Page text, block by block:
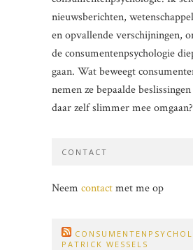
nieuwsberichten,
en opvallende verschijningen,
de consumentenpsychologie
gaan. Wat beweegt
nemen ze bepaalde
daar zelf slimmer mee omgaan?
CONTACT
Neem contactmet me op
PATRICK WESSELS